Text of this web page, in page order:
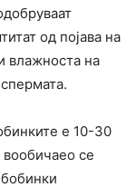
од појава на
влажноста на
е 10-30
се